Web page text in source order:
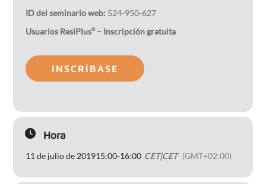
ID del seminario web: 524-950-627
Usuarios ResiPlus®– Inscripción gratuita
INSCRÍBASE
Hora
11 de julio de 201915:00-16:00 CET|CET (GMT+02:00)